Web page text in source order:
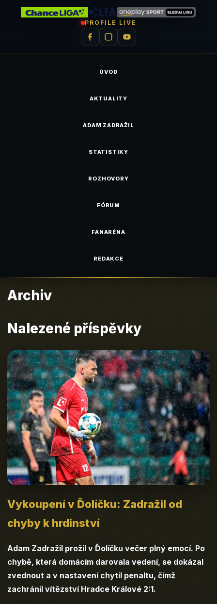
PROFILE LIVE
ÚVOD
AKTUALITY
ADAM ZADRAŽIL
STATISTIKY
ROZHOVORY
FÓRUM
FANARÉNA
REDAKCE
Archiv
Nalezené příspěvky
Vykoupení v Ďolíčku: Zadražil od
chyby k hrdinství
Adam Zadražil prožil v Ďolíčku večer plný emocí. Po
chybě, která domácím darovala vedení, se dokázal
zvednout a v nastavení chytil penaltu, čímž
zachránil vítězství Hradce Králové 2:1.